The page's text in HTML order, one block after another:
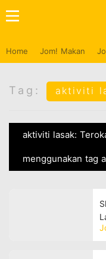
Home Jom! Makan
Tag: aktiviti
aktiviti lasak:
menggunakan tag